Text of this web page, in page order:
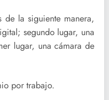
de la siguiente manera,
segundo lugar, una
lugar, una cámara de
por trabajo.